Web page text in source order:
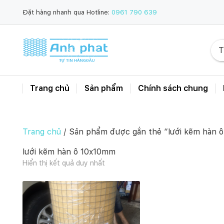
Đặt hàng nhanh qua Hotline: 0961 790 639
Trang chủ Sản phẩm Chính sách chung
Trang chủ / Sản phẩm được gắn thẻ “lưới kẽm hàn ô
lưới kẽm hàn ô 10x10mm
Hiển thị kết quả duy nhất